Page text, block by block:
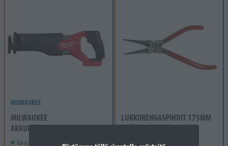
MILWAUKEE
MILWAUKEE
AKKUPUUKKOSAHA M18 FSZ-0
Varastossa
LUKKORENGASPIHDIT 175MM
SISÄP.
Varastossa